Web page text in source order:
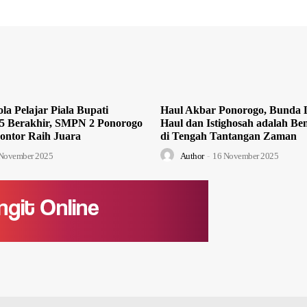
Pelajar Piala Bupati
Berakhir, SMPN 2 Ponorogo
Raih Juara
2025
Haul Akbar Ponorogo, Bunda
Haul dan Istighosah adalah
di Tengah Tantangan Zaman
Author - 16 November 2025